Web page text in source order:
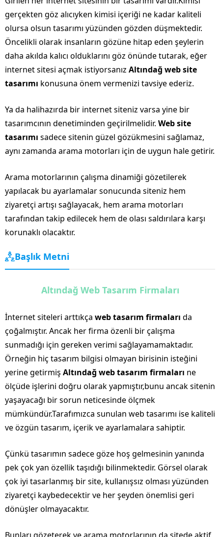
gerçekten göz alıcıyken kimisi içeriği ne kadar kaliteli
olursa olsun tasarımı yüzünden gözden düşmektedir.
Öncelikli olarak insanların gözüne hitap eden şeylerin
daha akılda kalıcı olduklarını göz önünde tutarak, eğer
internet sitesi açmak istiyorsanız Altındağ web site
tasarımı konusuna önem vermenizi tavsiye ederiz.
Ya da halihazırda bir internet siteniz varsa yine bir
tasarımcının denetiminden geçirilmelidir. Web site
tasarımı sadece sitenin güzel gözükmesini sağlamaz,
aynı zamanda arama motorları için de uygun hale getirir.
Arama motorlarının çalışma dinamiği gözetilerek
yapılacak bu ayarlamalar sonucunda siteniz hem
ziyaretçi artışı sağlayacak, hem arama motorları
tarafından takip edilecek hem de olası saldırılara karşı
korunaklı olacaktır.
Başlık Metni
Altındağ Web Tasarım Firmaları
İnternet siteleri arttıkça web tasarım firmaları da
çoğalmıştır. Ancak her firma özenli bir çalışma
sunmadığı için gereken verimi sağlayamamaktadır.
Örneğin hiç tasarım bilgisi olmayan birisinin isteğini
yerine getirmiş Altındağ web tasarım firmaları ne
ölçüde işlerini doğru olarak yapmıştır,bunu ancak sitenin
yaşayacağı bir sorun neticesinde ölçmek
mümkündür.Tarafımızca sunulan web tasarımı ise kaliteli
ve özgün tasarım, içerik ve ayarlamalara sahiptir.
Çünkü tasarımın sadece göze hoş gelmesinin yanında
pek çok yan özellik taşıdığı bilinmektedir. Görsel olarak
çok iyi tasarlanmış bir site, kullanışsız olması yüzünden
ziyaretçi kaybedecektir ve her şeyden önemlisi geri
dönüşler olmayacaktır.